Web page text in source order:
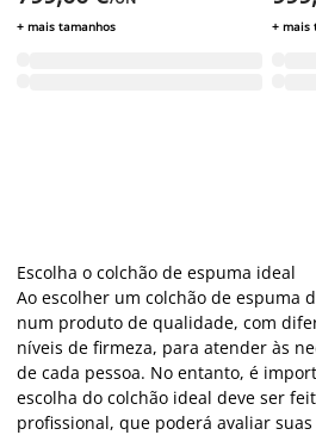
+ mais tamanhos + mais
Escolha o colchão de espuma ideal
Ao escolher um colchão de espuma
num produto de qualidade, com
níveis de firmeza, para atender às
de cada pessoa. No entanto, é
escolha do colchão ideal deve ser
profissional, que poderá avaliar